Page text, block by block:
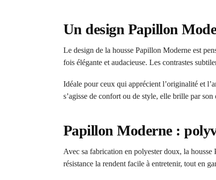
Un design Papillon
Le design de la housse Papillon Moderne est
fois élégante et audacieuse. Les contrastes
Idéale pour ceux qui apprécient l’originalité et
s’agisse de confort ou de style, elle brille par
Papillon Moderne :
Avec sa fabrication en polyester doux, la
résistance la rendent facile à entretenir, tout en